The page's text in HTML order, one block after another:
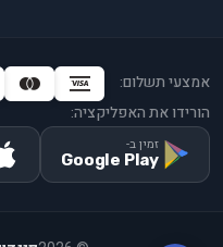
אמצעי תשלום:
הורידו את האפליקציה:
זמין ב-
Google Play